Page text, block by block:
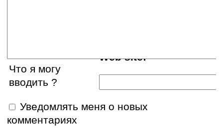
Web site:
Что я могу
вводить ?
Уведомлять меня о новых
комментариях